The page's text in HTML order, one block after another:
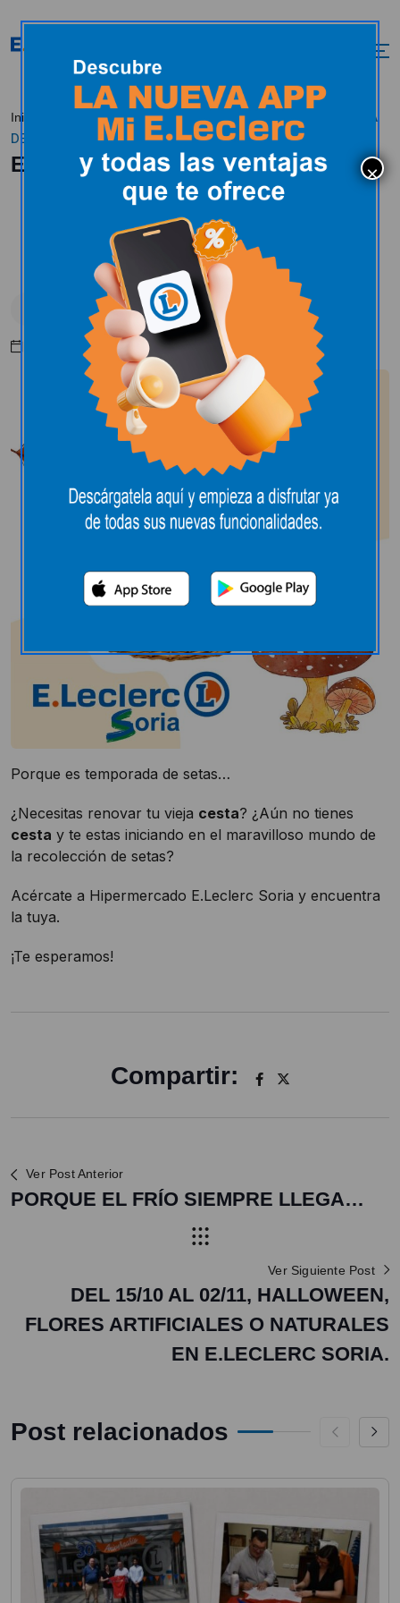
Inicio Actualidad En estos momentos
ES TEMPORADA
DE SETAS…
ES TEMPORADA DE SETAS…
En estos momentos
Octubre 14, 2024
Porque es temporada de setas…
¿Necesitas renovar tu vieja cesta? ¿Aún no tienes
cesta y te estas iniciando en el maravilloso mundo de
la recolección de setas?
Acércate a Hipermercado E.Leclerc Soria y encuentra
la tuya.
¡Te esperamos!
Compartir:
Ver Post Anterior
PORQUE EL FRÍO SIEMPRE LLEGA…
Ver Siguiente Post
DEL 15/10 AL 02/11, HALLOWEEN,
FLORES ARTIFICIALES O NATURALES
EN E.LECLERC SORIA.
Post relacionados